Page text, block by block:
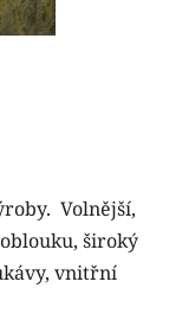
Volnější,
široký
, vnitřní